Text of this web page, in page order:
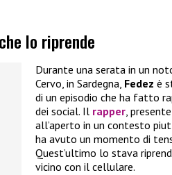
lo riprende
Durante una serata in un
Cervo, in Sardegna, Fedez è
di un episodio che ha fatto
dei social. Il rapper,
all’aperto in un contesto
ha avuto un momento di
Quest’ultimo lo stava
vicino con il cellulare.